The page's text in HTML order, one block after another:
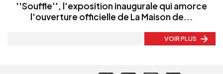
''Souffle'', l'exposition inaugurale qui amorce
l'ouverture officielle de La Maison de...
VOIR PLUS